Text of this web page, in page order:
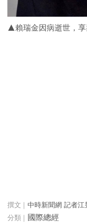
▲賴瑞金因病逝世，享
中時新聞網 記者江
國際總經